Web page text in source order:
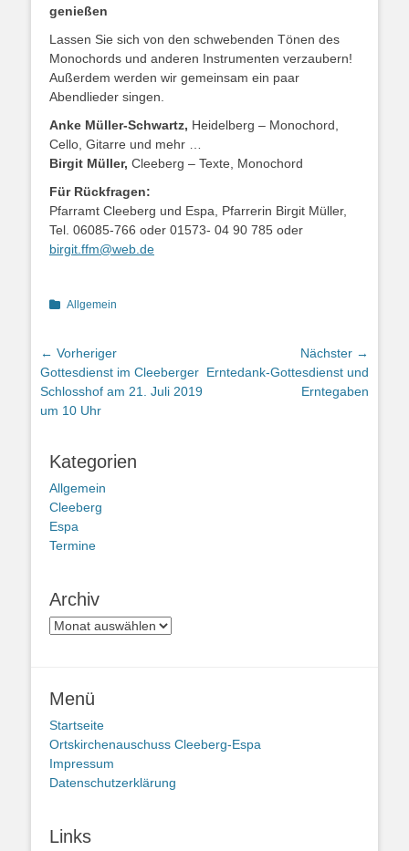
genießen
Lassen Sie sich von den schwebenden Tönen des
Monochords und anderen Instrumenten verzaubern!
Außerdem werden wir gemeinsam ein paar
Abendlieder singen.
Anke Müller-Schwartz, Heidelberg – Monochord,
Cello, Gitarre und mehr …
Birgit Müller, Cleeberg – Texte, Monochord
Für Rückfragen:
Pfarramt Cleeberg und Espa, Pfarrerin Birgit Müller,
Tel. 06085-766 oder 01573- 04 90 785 oder
birgit.ffm@web.de
Kategorien
Allgemein
Beitragsnavigation
← Vorheriger
Vorheriger
Beitrag:
Gottesdienst im Cleeberger
Schlosshof am 21. Juli 2019
um 10 Uhr
Nächster →
Nächster
Erntedank-Gottesdienst und
Erntegaben
Kategorien
Allgemein
Cleeberg
Espa
Termine
Archiv
Archiv
Menü
Startseite
Ortskirchenauschuss Cleeberg-Espa
Impressum
Datenschutzerklärung
Links